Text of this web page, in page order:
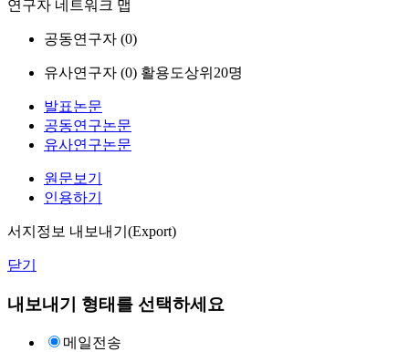
연구자 네트워크 맵
공동연구자 (0)
유사연구자 (0) 활용도상위20명
발표논문
공동연구논문
유사연구논문
원문보기
인용하기
서지정보 내보내기(Export)
닫기
내보내기 형태를 선택하세요
메일전송